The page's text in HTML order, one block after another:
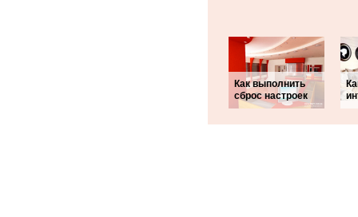
Как выполнить
сброс настроек